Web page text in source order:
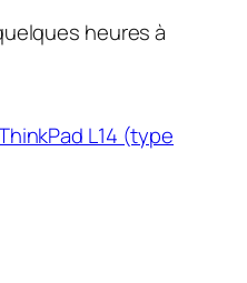
heures à
L14 (type